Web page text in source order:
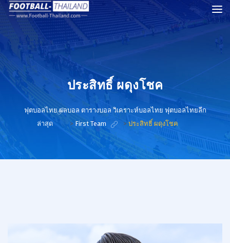
ประสิทธิ์ ผดุงโชค
ฟุตบอลไทย ผลบอล ตารางบอล วิเคราะห์บอลไทย ฟุตบอลไทยลีก
ล่าสุด
> First Team >ประสิทธิ์ ผดุงโชค